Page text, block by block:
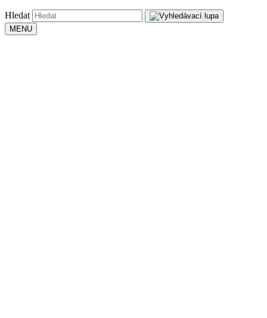
Hledat
MENU